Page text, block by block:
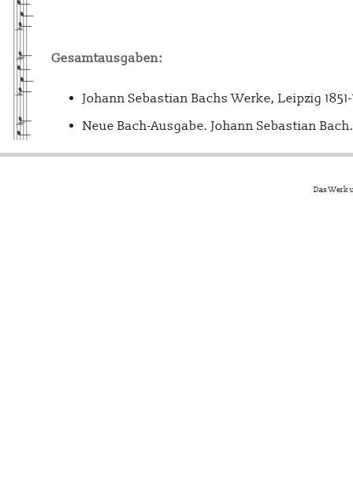
Gesamtausgaben:
Johann Sebastian Bachs Werke, Leipzig
Neue Bach-Ausgabe. Johann Sebastian
Das Werk